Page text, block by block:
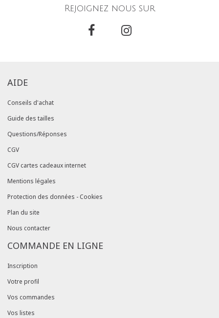
Rejoignez nous sur
AIDE
Conseils d'achat
Guide des tailles
Questions/Réponses
CGV
CGV cartes cadeaux internet
Mentions légales
Protection des données - Cookies
Plan du site
Nous contacter
COMMANDE EN LIGNE
Inscription
Votre profil
Vos commandes
Vos listes